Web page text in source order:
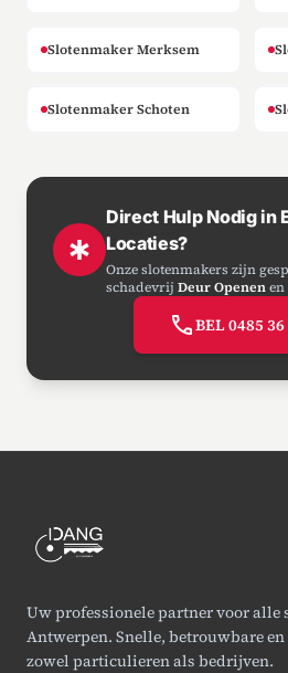
Slotenmaker Merksem
Slotenmaker Schoten
emergency
Direct Hulp Nodig in
Locaties?
Onze slotenmakers zijn
schadevrij Deur Openenen
callBEL 0485 36
Uw professionele partner voor
Antwerpen. Snelle, betrouwbare
zowel particulieren als bedrijven.